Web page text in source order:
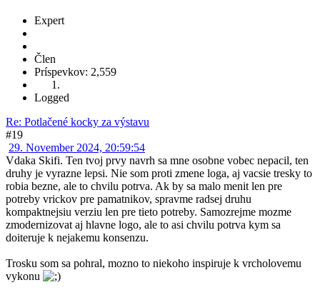
Expert
Člen
Príspevkov: 2,559
Logged
Re: Potlačené kocky za výstavu
#19
29. November 2024, 20:59:54
Vdaka Skifi. Ten tvoj prvy navrh sa mne osobne vobec nepacil, ten
druhy je vyrazne lepsi. Nie som proti zmene loga, aj vacsie tresky to
robia bezne, ale to chvilu potrva. Ak by sa malo menit len pre
potreby vrickov pre pamatnikov, spravme radsej druhu
kompaktnejsiu verziu len pre tieto potreby. Samozrejme mozme
zmodernizovat aj hlavne logo, ale to asi chvilu potrva kym sa
doiteruje k nejakemu konsenzu.
Trosku som sa pohral, mozno to niekoho inspiruje k vrcholovemu
vykonu